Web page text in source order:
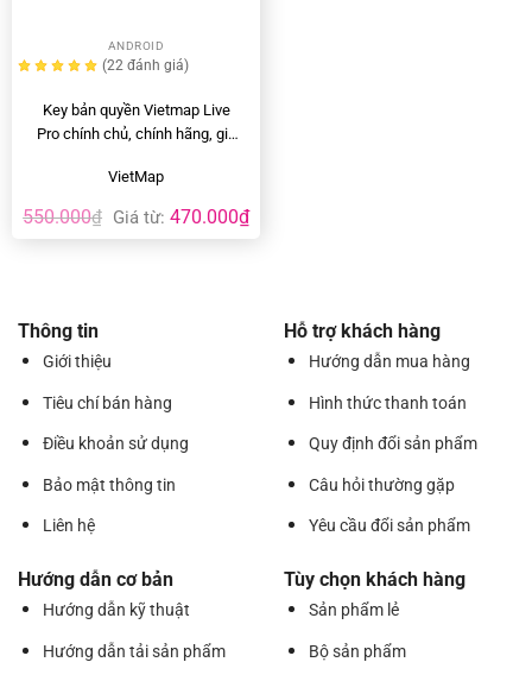
ANDROID
(22 đánh giá)
Key bản quyền Vietmap Live
Pro chính chủ, chính hãng, giá
VietMap
550.000₫ Giá từ: 470.000₫
Thông tin
Giới thiệu
Tiêu chí bán hàng
Điều khoản sử dụng
Bảo mật thông tin
Liên hệ
Hỗ trợ khách hàng
Hướng dẫn mua hàng
Hình thức thanh toán
Quy định đổi sản phẩm
Câu hỏi thường gặp
Yêu cầu đổi sản phẩm
Hướng dẫn cơ bản
Hướng dẫn kỹ thuật
Hướng dẫn tải sản phẩm
Tùy chọn khách hàng
Sản phẩm lẻ
Bộ sản phẩm